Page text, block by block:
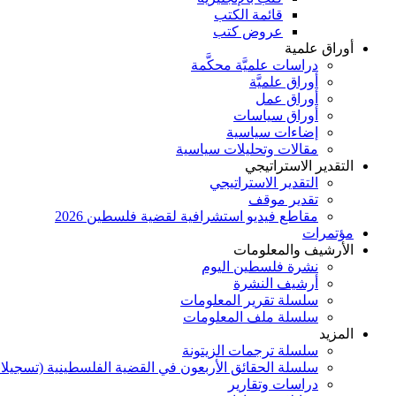
قائمة الكتب
عروض كتب
أوراق علمية
دراسات علميَّة محكَّمة
أوراق علميَّة
أوراق عمل
أوراق سياسات
إضاءات سياسية
مقالات وتحليلات سياسية
التقدير الاستراتيجي
التقدير الاستراتيجي
تقدير موقف
مقاطع فيديو استشرافية لقضية فلسطين 2026
مؤتمرات
الأرشيف والمعلومات
نشرة فلسطين اليوم
أرشيف النشرة
سلسلة تقرير المعلومات
سلسلة ملف المعلومات
المزيد
سلسلة ترجمات الزيتونة
سلسلة الحقائق الأربعون في القضية الفلسطينية
دراسات وتقارير